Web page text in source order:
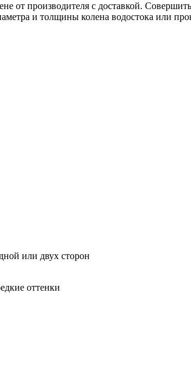
от производителя с доставкой.
и толщины колена водостока или
или двух сторон
оттенки